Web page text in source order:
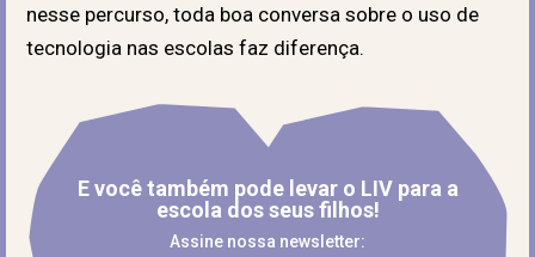
nesse percurso, toda boa conversa sobre o uso de
tecnologia nas escolas faz diferença.
E você também pode levar o LIV para a
escola dos seus filhos!
Assine nossa newsletter: